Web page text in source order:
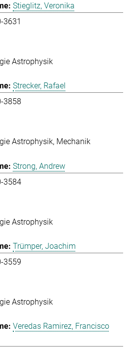
Stieglitz, Veronika
3631
Astrophysik
Strecker, Rafael
3858
Astrophysik Mechanik
Strong, Andrew
3584
Astrophysik
Trümper, Joachim
3559
Astrophysik
Veredas Ramirez, Francisco